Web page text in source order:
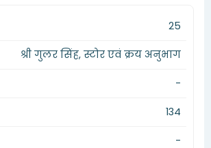
25
श्री गुलर सिंह, स्टोर एवं क्रय अनुभाग
-
134
-